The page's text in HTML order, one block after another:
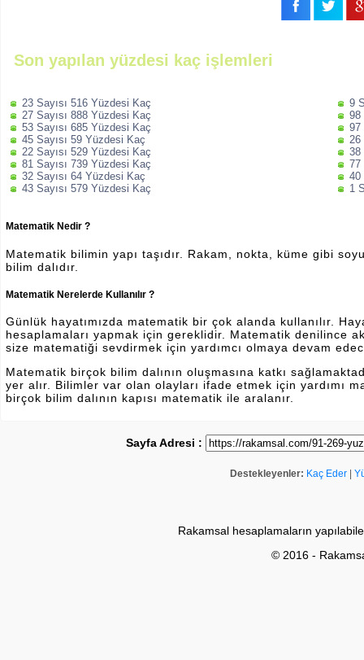
Son yapılan yüzdesi kaç işlemleri
23 Sayısı 516 Yüzdesi Kaç
27 Sayısı 888 Yüzdesi Kaç
53 Sayısı 685 Yüzdesi Kaç
45 Sayısı 59 Yüzdesi Kaç
22 Sayısı 529 Yüzdesi Kaç
81 Sayısı 739 Yüzdesi Kaç
32 Sayısı 64 Yüzdesi Kaç
43 Sayısı 579 Yüzdesi Kaç
9
98
97
26
38
77
40
1
Matematik Nedir ?
Matematik bilimin yapı taşıdır. Rakam, nokta, küme gibi
bilim dalıdır.
Matematik Nerelerde Kullanılır ?
Günlük hayatımızda matematik bir çok alanda kullanılır.
hesaplamaları yapmak için gereklidir. Matematik denilince
size matematiği sevdirmek için yardımcı olmaya devam
Matematik birçok bilim dalının oluşmasına katkı
yer alır. Bilimler var olan olayları ifade etmek için yardımı
birçok bilim dalının kapısı matematik ile aralanır.
Sayfa Adresi :
Destekleyenler: Kaç Eder
Rakamsal hesaplamaların
© 2016 -